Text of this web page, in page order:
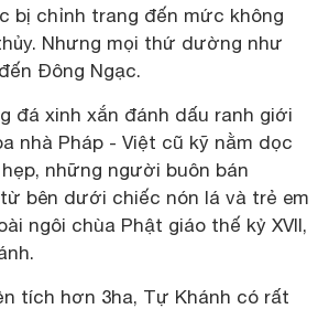
bị chỉnh trang đến mức không
Nhưng mọi thứ dường như
Đông Ngạc.
đá xinh xắn đánh dấu ranh giới
nhà Pháp - Việt cũ kỹ nằm dọc
những người buôn bán
bên dưới chiếc nón lá và trẻ em
ngôi chùa Phật giáo thế kỷ XVII,
tích hơn 3ha, Tự Khánh có rất